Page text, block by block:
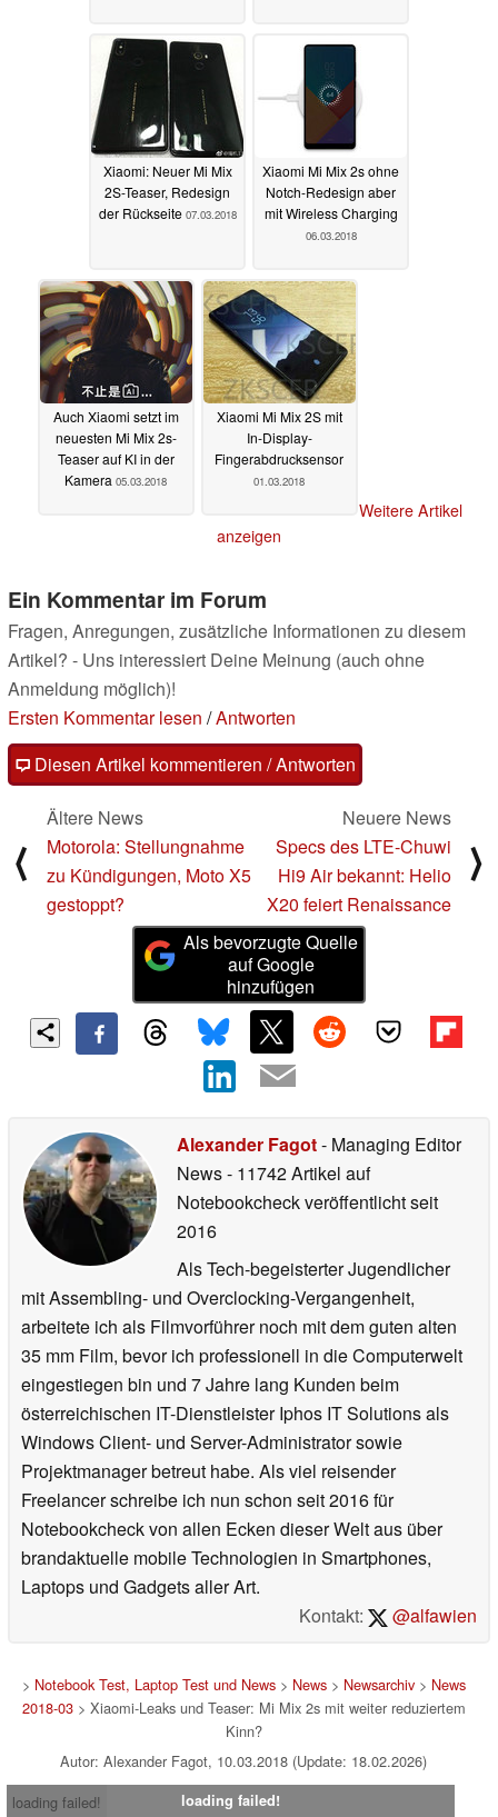
Xiaomi: Neuer Mi Mix
2S-Teaser, Redesign
der Rückseite 07.03.2018
Xiaomi Mi Mix 2s ohne
Notch-Redesign aber
mit Wireless Charging
06.03.2018
Auch Xiaomi setzt im
neuesten Mi Mix 2s-
Teaser auf KI in der
Kamera 05.03.2018
Xiaomi Mi Mix 2S mit
In-Display-
Fingerabdrucksensor
01.03.2018
Weitere Artikel
anzeigen
Ein Kommentar im Forum
Fragen, Anregungen, zusätzliche Informationen zu diesem
Artikel? - Uns interessiert Deine Meinung (auch ohne
Anmeldung möglich)!
Ersten Kommentar lesen /Antworten
Diesen Artikel kommentieren / Antworten
⟨
Ältere News
Motorola: Stellungnahme
zu Kündigungen, Moto X5
gestoppt?
Neuere News
Specs des LTE-Chuwi
Hi9 Air bekannt: Helio
X20 feiert Renaissance
⟩
Als bevorzugte Quelle
auf Google
hinzufügen
Alexander Fagot- Managing Editor
News- 11742 Artikel auf
Notebookcheck veröffentlichtseit
2016
Als Tech-begeisterter Jugendlicher
mit Assembling- und Overclocking-Vergangenheit,
arbeitete ich als Filmvorführer noch mit dem guten alten
35 mm Film, bevor ich professionell in die Computerwelt
eingestiegen bin und 7 Jahre lang Kunden beim
österreichischen IT-Dienstleister Iphos IT Solutions als
Windows Client- und Server-Administrator sowie
Projektmanager betreut habe. Als viel reisender
Freelancer schreibe ich nun schon seit 2016 für
Notebookcheck von allen Ecken dieser Welt aus über
brandaktuelle mobile Technologien in Smartphones,
Laptops und Gadgets aller Art.
Kontakt:
@alfawien
> Notebook Test, Laptop Test und News> News> Newsarchiv> News
2018-03> Xiaomi-Leaks und Teaser: Mi Mix 2s mit weiter reduziertem
Kinn?
Autor: Alexander Fagot, 10.03.2018 (Update: 18.02.2026)
loading failed!
loading failed!